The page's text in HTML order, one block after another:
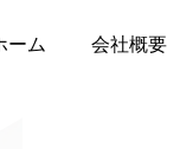
ーム 会社概要